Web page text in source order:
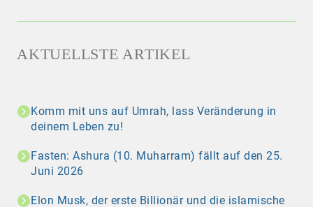
AKTUELLSTE ARTIKEL
Komm mit uns auf Umrah, lass Veränderung in
deinem Leben zu!
Fasten: Ashura (10. Muharram) fällt auf den 25.
Juni 2026
Elon Musk, der erste Billionär und die islamische